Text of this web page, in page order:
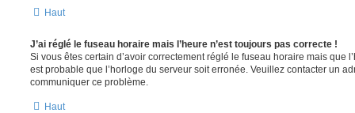
Haut
J’ai réglé le fuseau horaire mais l’heure n’est toujours pas correcte !
Si vous êtes certain d’avoir correctement réglé le fuseau horaire mais que
est probable que l’horloge du serveur soit erronée. Veuillez contacter un
communiquer ce problème.
Haut